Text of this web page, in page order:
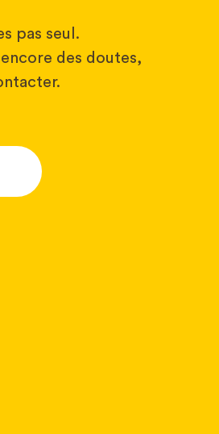
pas seul.
des doutes,